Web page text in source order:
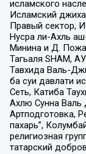
исламского
Исламский
Правый сектор,
Нусра ли-Ахль
Минина и Д.
Тагьаля SHAM,
Тавхида Валь-
ба суи давлати
Сеть, Катиба
Ахлю Сунна Валь
Артподготовка,
пахарь”,
религиозная
татарский